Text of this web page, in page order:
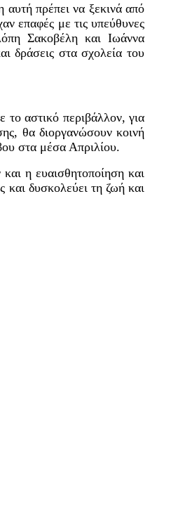
πρέπει να ξεκινά από
επαφές με τις υπεύθυνες
Σακοβέλη και Ιωάννα
δράσεις στα σχολεία του
αστικό περιβάλλον, για
θα διοργανώσουν κοινή
στα μέσα Απριλίου.
η ευαισθητοποίηση και
δυσκολεύει τη ζωή και